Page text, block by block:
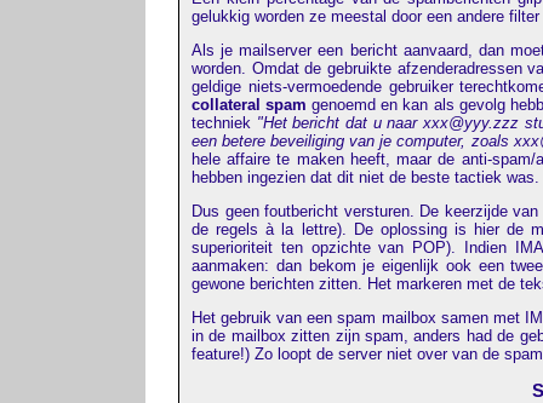
gelukkig worden ze meestal door een andere
Als je mailserver een bericht aanvaard, dan
worden. Omdat de gebruikte afzenderadressen
geldige niets-vermoedende gebruiker
collateral spam genoemd en kan als gevolg
techniek "Het bericht dat u naar xxx@yyy.zzz
een betere beveiliging van je computer, zoals
hele affaire te maken heeft, maar de anti-
hebben ingezien dat dit niet de beste tactiek was.
Dus geen foutbericht versturen. De keerzijde
de regels à la lettre). De oplossing is hier de
superioriteit ten opzichte van POP). Indien
aanmaken: dan bekom je eigenlijk ook een
gewone berichten zitten. Het markeren met de
Het gebruik van een spam mailbox samen met
in de mailbox zitten zijn spam, anders had de
feature!) Zo loopt de server niet over van de